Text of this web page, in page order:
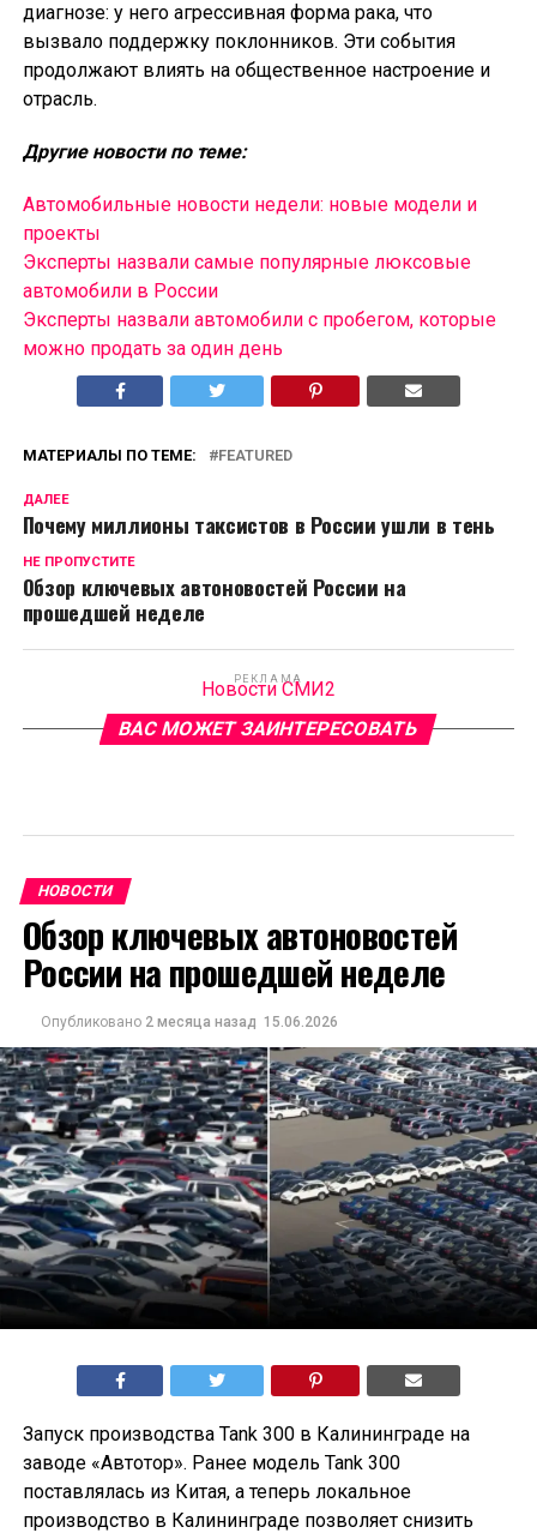
диагнозе: у него агрессивная форма рака, что
вызвало поддержку поклонников. Эти события
продолжают влиять на общественное настроение и
отрасль.
Другие новости по теме:
Автомобильные новости недели: новые модели и
проекты
Эксперты назвали самые популярные люксовые
автомобили в России
Эксперты назвали автомобили с пробегом, которые
можно продать за один день
МАТЕРИАЛЫ ПО ТЕМЕ: FEATURED
ДАЛЕЕ
Почему миллионы таксистов в России ушли в тень
НЕ ПРОПУСТИТЕ
Обзор ключевых автоновостей России на
прошедшей неделе
РЕКЛАМА
Новости СМИ2
ВАС МОЖЕТ ЗАИНТЕРЕСОВАТЬ
НОВОСТИ
Обзор ключевых автоновостей
России на прошедшей неделе
Опубликовано 2 месяца назад 15.06.2026
Запуск производства Tank 300 в Калининграде на
заводе «Автотор». Ранее модель Tank 300
поставлялась из Китая, а теперь локальное
производство в Калининграде позволяет снизить